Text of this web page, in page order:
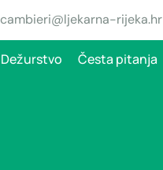
cambieri@ljekarna-rijeka.hr
Dežurstvo Česta pitanja